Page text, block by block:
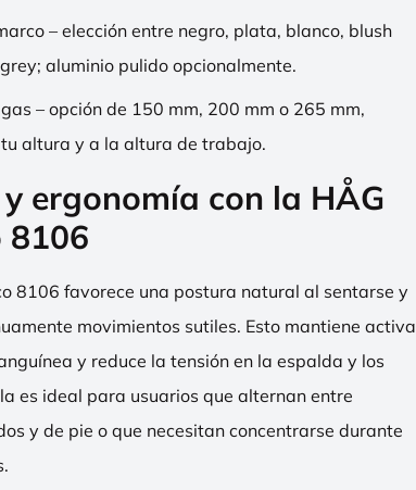
– elección entre negro, plata, blanco, blush
aluminio pulido opcionalmente.
– opción de 150 mm, 200 mm o 265 mm,
altura y a la altura de trabajo.
ergonomía con la HÅG
8106
8106 favorece una postura natural al sentarse y
movimientos sutiles. Esto mantiene activa
y reduce la tensión en la espalda y los
es ideal para usuarios que alternan entre
y de pie o que necesitan concentrarse durante